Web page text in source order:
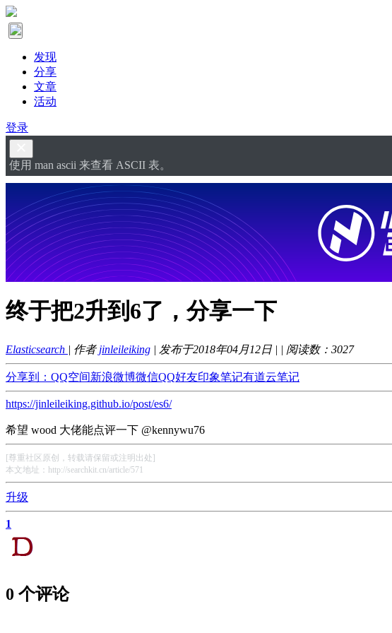
发现
分享
文章
活动
登录
使用 man ascii 来查看 ASCII 表。
终于把2升到6了，分享一下
Elasticsearch | 作者jinleileiking | 发布于2018年04月12日 | | 阅读数： 3027
分享到： QQ空间新浪微博微信QQ好友印象笔记有道云笔记
https://jinleileiking.github.io/post/es6/
希望 wood 大佬能点评一下 @kennywu76
[尊重社区原创，转载请保留或注明出处]
本文地址：http://searchkit.cn/article/571
升级
1
0 个评论